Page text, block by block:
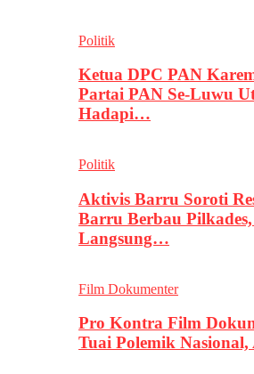
Politik
Ketua DPC PAN
Partai PAN Se-Luwu
Hadapi…
Politik
Aktivis Barru Soroti
Barru Berbau
Langsung…
Film Dokumenter
Pro Kontra Film
Tuai Polemik